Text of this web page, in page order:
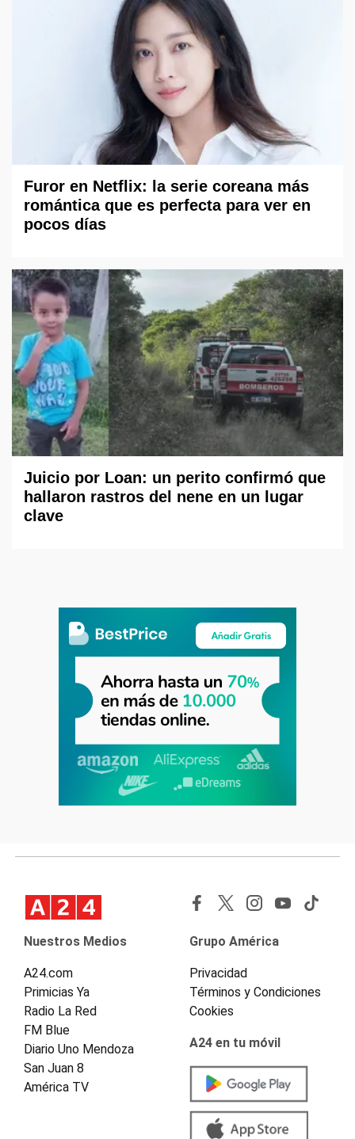
Furor en Netflix: la serie coreana más
romántica que es perfecta para ver en
pocos días
Juicio por Loan: un perito confirmó que
hallaron rastros del nene en un lugar
clave
Nuestros Medios
A24.com
Primicias Ya
Radio La Red
FM Blue
Diario Uno Mendoza
San Juan 8
América TV
Grupo América
Privacidad
Términos y Condiciones
Cookies
A24 en tu móvil